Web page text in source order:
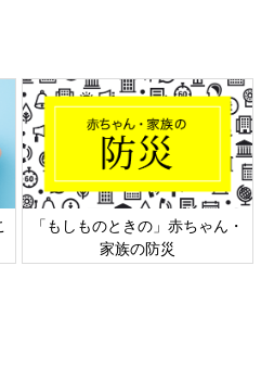
「もしものときの」赤ちゃん・
家族の防災